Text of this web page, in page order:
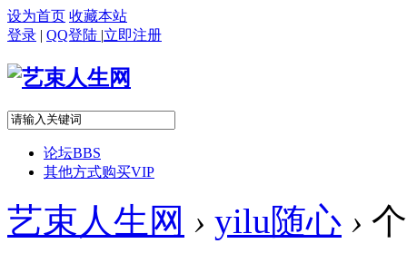
设为首页 收藏本站
登录 | QQ登陆 |立即注册
论坛BBS
其他方式购买VIP
艺束人生网 › yilu随心 ›